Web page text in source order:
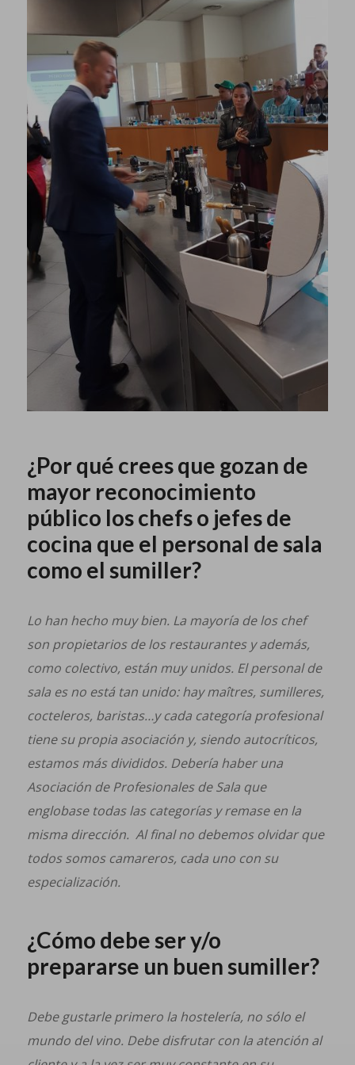
¿Por qué crees que gozan de
mayor reconocimiento
público los chefs o jefes de
cocina que el personal de sala
como el sumiller?
Lo han hecho muy bien. La mayoría de los chef
son propietarios de los restaurantes y además,
como colectivo, están muy unidos. El personal de
sala es no está tan unido: hay maîtres, sumilleres,
cocteleros, baristas…y cada categoría profesional
tiene su propia asociación y, siendo autocríticos,
estamos más divididos. Debería haber una
Asociación de Profesionales de Sala que
englobase todas las categorías y remase en la
misma dirección. Al final no debemos olvidar que
todos somos camareros, cada uno con su
especialización.
¿Cómo debe ser y/o
prepararse un buen sumiller?
Debe gustarle primero la hostelería, no sólo el
mundo del vino. Debe disfrutar con la atención al